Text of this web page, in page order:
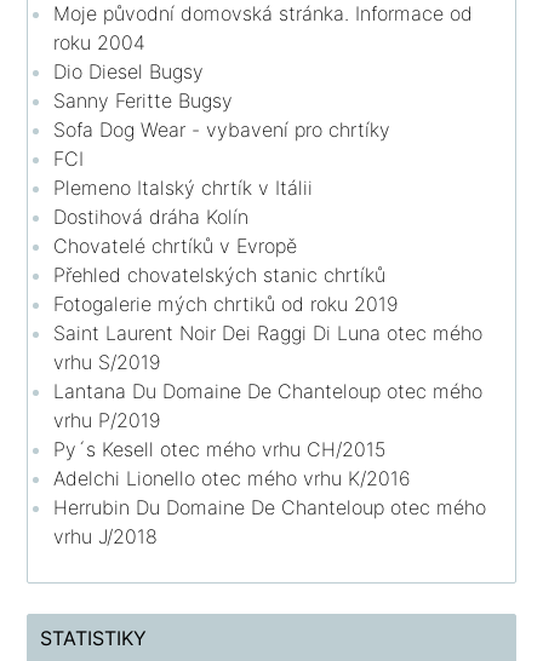
Moje původní domovská stránka. Informace od
roku 2004
Dio Diesel Bugsy
Sanny Feritte Bugsy
Sofa Dog Wear - vybavení pro chrtíky
FCI
Plemeno Italský chrtík v Itálii
Dostihová dráha Kolín
Chovatelé chrtíků v Evropě
Přehled chovatelských stanic chrtíků
Fotogalerie mých chrtiků od roku 2019
Saint Laurent Noir Dei Raggi Di Luna otec mého
vrhu S/2019
Lantana Du Domaine De Chanteloup otec mého
vrhu P/2019
Py´s Kesell otec mého vrhu CH/2015
Adelchi Lionello otec mého vrhu K/2016
Herrubin Du Domaine De Chanteloup otec mého
vrhu J/2018
STATISTIKY